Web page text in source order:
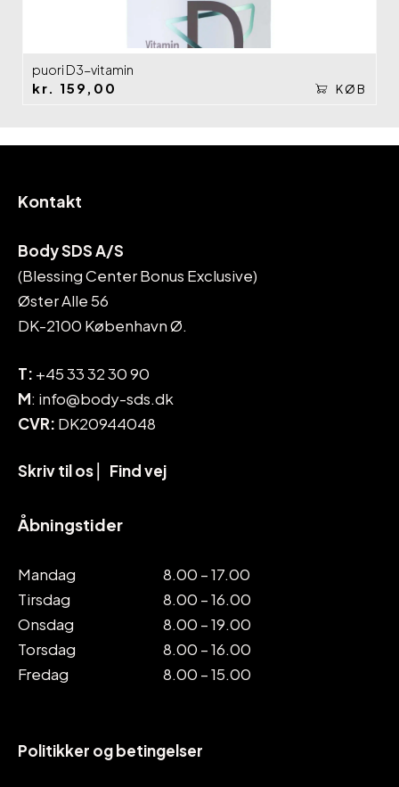
puori D3-vitamin
kr. 159,00 KØB
Kontakt
Body SDS A/S
(Blessing Center Bonus Exclusive)
Øster Alle 56
DK-2100 København Ø.
T: +45 33 32 30 90
M: info@body-sds.dk
CVR: DK20944048
Skriv til os Find vej
Åbningstider
Mandag
8.00 – 17.00
Tirsdag
8.00 – 16.00
Onsdag
8.00 – 19.00
Torsdag
8.00 – 16.00
Fredag
8.00 – 15.00
Politikker og betingelser